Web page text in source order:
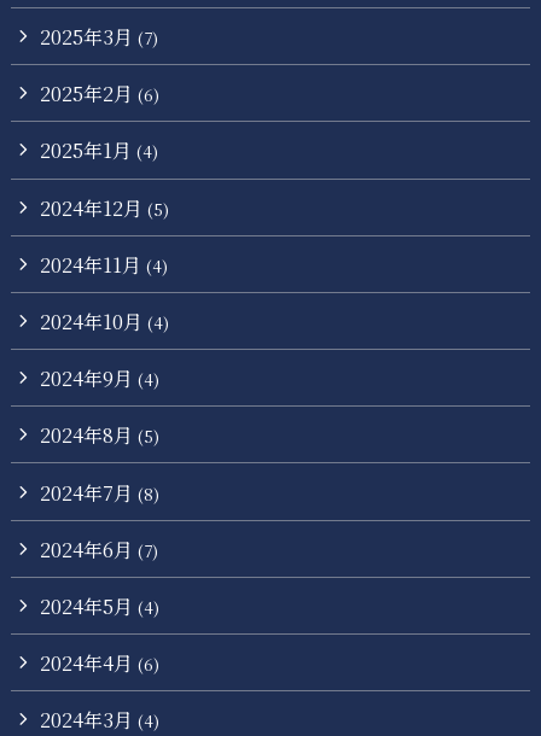
2025年3月 (7)
2025年2月 (6)
2025年1月 (4)
2024年12月 (5)
2024年11月 (4)
2024年10月 (4)
2024年9月 (4)
2024年8月 (5)
2024年7月 (8)
2024年6月 (7)
2024年5月 (4)
2024年4月 (6)
2024年3月 (4)